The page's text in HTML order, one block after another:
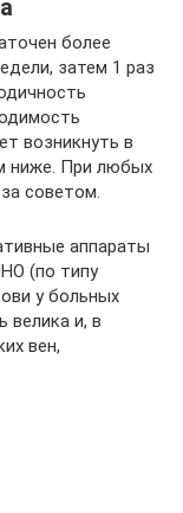
более
затем 1 раз
возникнуть в
ниже. При любых
советом.
аппараты
(по типу
у больных
велика и, в
вен,